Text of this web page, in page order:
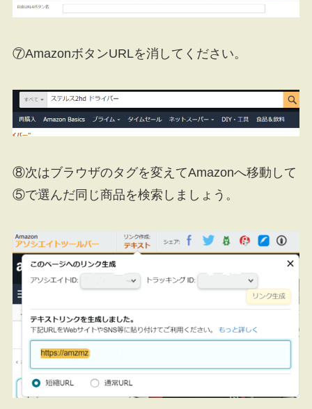
⑦AmazonボタンURLを消してください。
⑧次はブラウザのタグを変えてAmazonへ移動して
⑤で選んだ同じ商品を検索しましょう。